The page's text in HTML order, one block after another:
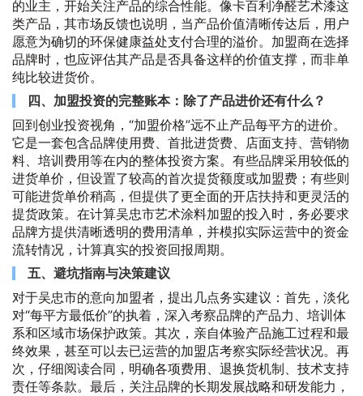
的业主，开始关注产品的综合性能。像卡百利净醛艺术漆这
类产品，其市场反馈也说明，当产品价值清晰传达后，用户
愿意为确切的环保健康益处支付合理的溢价。加盟商在选择
品牌时，也应评估其产品是否具备这样的价值支撑，而非单
纯比较进货价。
四、加盟投资的完整账本：除了产品进价还有什么？
回到创业投资视角，“加盟价格”远不止产品每平方的进价。
它是一套包含品牌使用费、首批进货费、店面支持、营销物
料、培训费用等在内的整体投资方案。有些品牌采用较低的
进货单价，但设置了较高的首次提货额度或加盟费；有些则
可能进货单价稍高，但提供了更全面的开店扶持和更灵活的
提货政策。在计算吴忠市艺术涂料加盟的投入时，务必要求
品牌方提供清晰透明的费用清单，并模拟实际运营中的资金
流转情况，计算真实的投资回报周期。
五、避坑指南与决策建议
对于吴忠市的意向加盟者，提出几点务实建议：首先，淡化
对“每平方最低价”的执着，深入考察品牌的产品力、培训体
系和区域市场保护政策。其次，亲自体验产品施工过程和最
终效果，甚至可以去已运营的加盟店考察实际经营状况。再
次，仔细阅读合同，明确各项费用、退换货机制、技术支持
责任等条款。最后，关注品牌的长期发展战略和研发能力，